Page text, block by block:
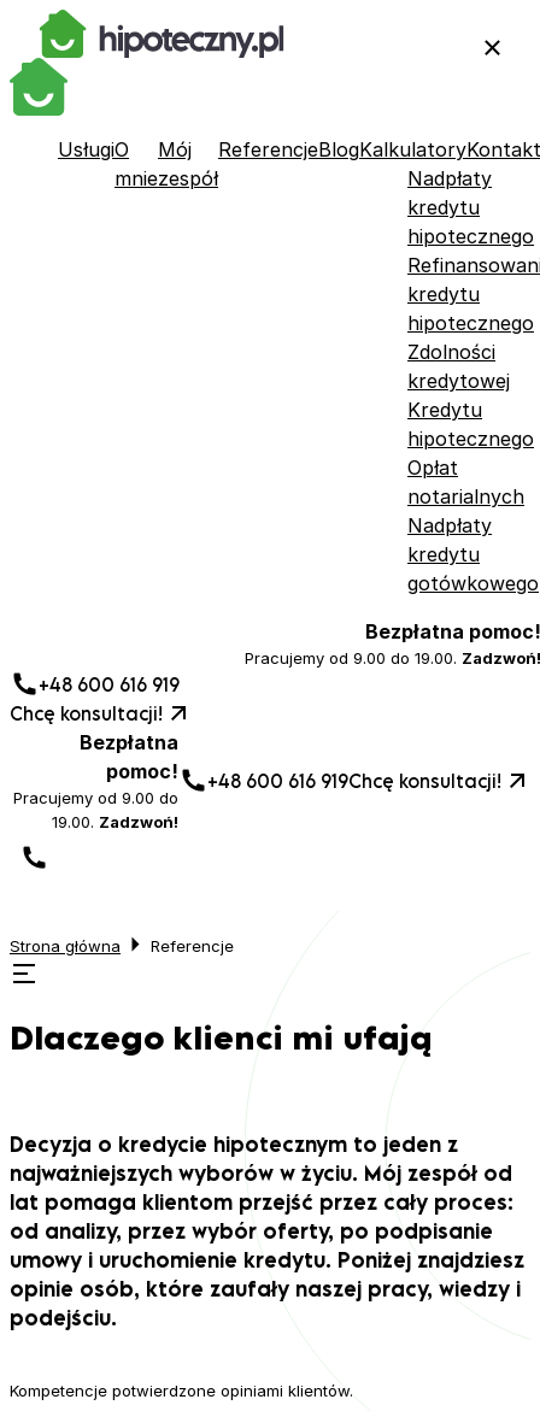
UsługiO
mnie
Mój
zespół
ReferencjeBlogKalkulatory
Nadpłaty
kredytu
hipotecznego
kredytu
hipotecznego
Zdolności
kredytowej
Kredytu
hipotecznego
Opłat
notarialnych
Nadpłaty
kredytu
gotówkowego
Kontakt
Bezpłatna pomoc!
Pracujemy od 9.00 do 19.00. Zadzwoń!
+48 600 616 919
Chcę konsultacji!
Bezpłatna
pomoc!
Pracujemy od 9.00 do
19.00. Zadzwoń!
+48 600 616 919Chcę konsultacji!
Strona główna Referencje
Dlaczego klienci mi ufają
Decyzja o kredycie hipotecznym to jeden z
najważniejszych wyborów w życiu. Mój zespół od
lat pomaga klientom przejść przez cały proces:
od analizy, przez wybór oferty, po podpisanie
umowy i uruchomienie kredytu. Poniżej znajdziesz
opinie osób, które zaufały naszej pracy, wiedzy i
podejściu.
Kompetencje potwierdzone opiniami klientów.